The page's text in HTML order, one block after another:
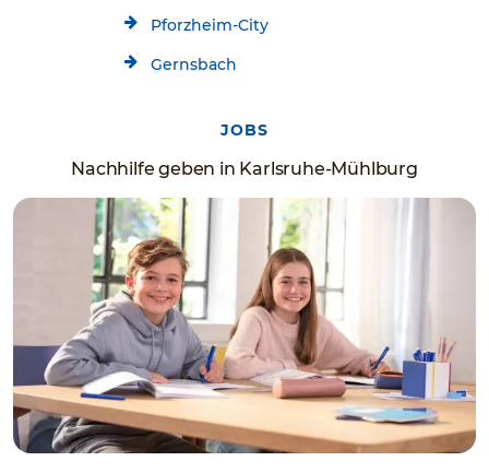
Pforzheim-City
Gernsbach
JOBS
Nachhilfe geben in Karlsruhe-Mühlburg